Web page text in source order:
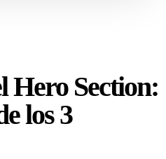
Hero Section:
los 3